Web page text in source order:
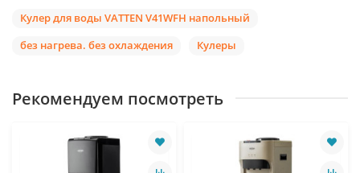
Кулер для воды VATTEN V41WFH напольный
без нагрева. без охлаждения
Кулеры
Рекомендуем посмотреть